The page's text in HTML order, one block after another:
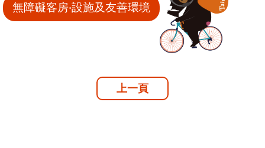
無障礙客房‧設施及友善環境
上一頁